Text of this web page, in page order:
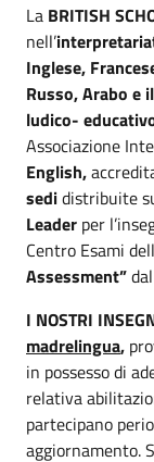
La BRITISH
nell’
Inglese,
Russo, Arabo e
ludico-
Associazione
English,
sedidistribuite
Leader per
Centro Esami
Assessment”
I NOSTRI
madrelingua,
in possesso di
relativa
partecipano
aggiornamento.